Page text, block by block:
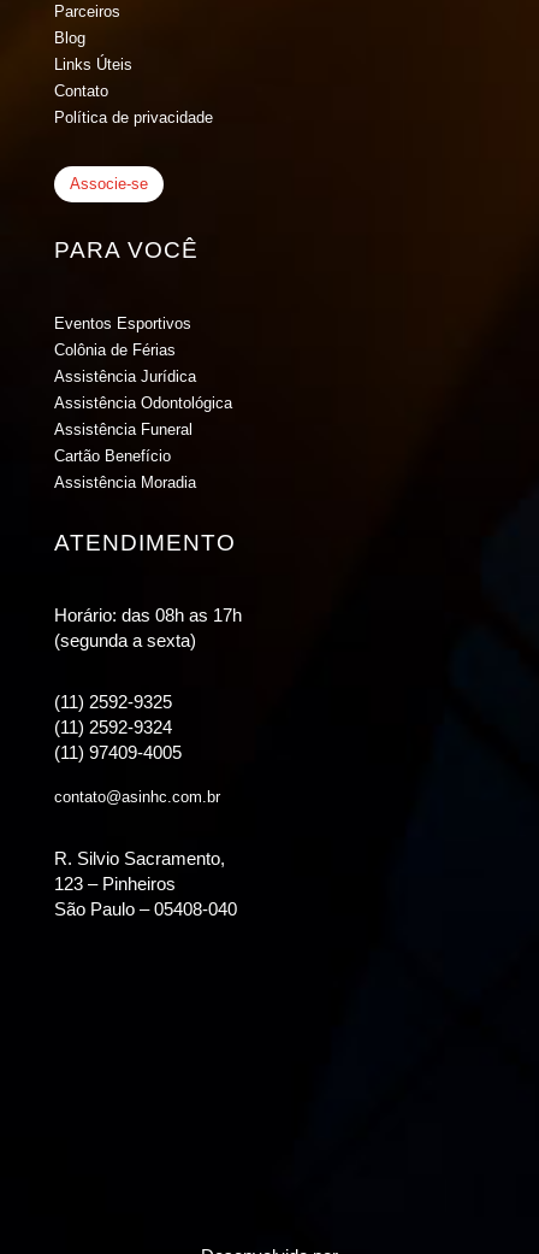
Parceiros
Blog
Links Úteis
Contato
Política de privacidade
Associe-se
PARA VOCÊ
Eventos Esportivos
Colônia de Férias
Assistência Jurídica
Assistência Odontológica
Assistência Funeral
Cartão Benefício
Assistência Moradia
ATENDIMENTO
Horário: das 08h as 17h
(segunda a sexta)
(11) 2592-9325
(11) 2592-9324
(11) 97409-4005
contato@asinhc.com.br
R. Silvio Sacramento,
123 – Pinheiros
São Paulo – 05408-040